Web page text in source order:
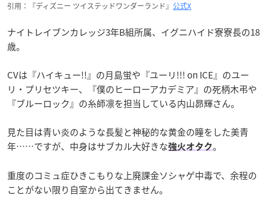
引用：『ディズニー ツイステッドワンダーランド』 公式X
ナイトレイブンカレッジ3年B組所属、イグニハイド寮寮長の18
歳。
CVは『ハイキュー!!』の月島蛍や『ユーリ!!! on ICE』のユー
リ・プリセツキー、『僕のヒーローアカデミア』の死柄木弔や
『ブルーロック』の糸師凛を担当している内山昴輝さん。
見た目は青い炎のような長髪と神秘的な黄金の瞳をした美青
年……ですが、中身はサブカル大好きな強火オタク。
重度のコミュ症ひきこもりな上廃課金ソシャゲ中毒で、余程の
ことがない限り自室から出てきません。